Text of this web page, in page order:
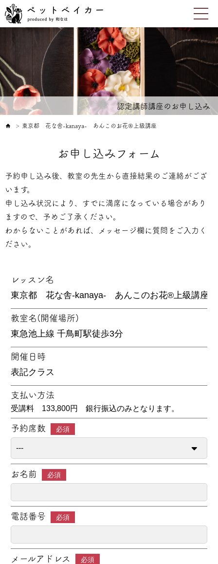
認定講師講座のお申し込み
＞ 東京都 花な舎-kanaya- あんこのお花®上級講座
お申し込みフォーム
予約申し込み後、教室の先生から直接結果のご連絡がござ
います。
申し込み状況により、すでに満席になっている場合があり
ますので、予めご了承ください。
わからないことがあれば、メッセージ欄に質問をご入力く
ださい。
レッスン名
教室名(開催場所)
開催日時
支払い方法
受講料 133,800円 銀行振込のみとなります。
予約席数 必須
お名前 必須
電話番号 必須
メールアドレス 必須